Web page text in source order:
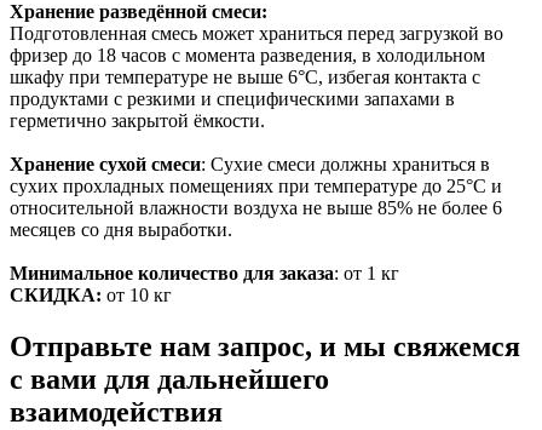
Хранение разведённой смеси:
Подготовленная смесь может храниться перед загрузкой во
фризер до 18 часов с момента разведения, в холодильном
шкафу при температуре не выше 6°С, избегая контакта с
продуктами с резкими и специфическими запахами в
герметично закрытой ёмкости.
Хранение сухой смеси: Сухие смеси должны храниться в
сухих прохладных помещениях при температуре до 25°С и
относительной влажности воздуха не выше 85% не более 6
месяцев со дня выработки.
Минимальное количество для заказа: от 1 кг
СКИДКА: от 10 кг
Отправьте нам запрос, и мы свяжемся
с вами для дальнейшего
взаимодействия